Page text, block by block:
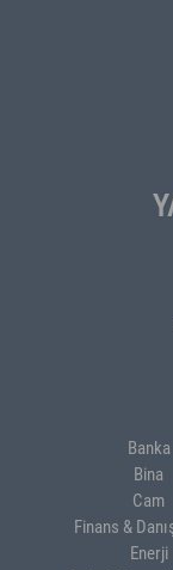
Banka
Bina
Cam
Finans &
Enerji